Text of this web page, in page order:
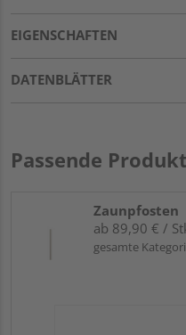
EIGENSCHAFTEN
DATENBLÄTTER
Passende
Zaunpfosten
ab 89,90 € /
gesamte